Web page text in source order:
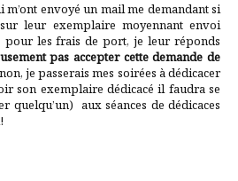
envoyé un mail me demandant si
leur exemplaire moyennant envoi
pour les frais de port, je leur réponds
pas accepter cette demande de
je passerais mes soirées à dédicacer
son exemplaire dédicacé il faudra se
quelqu’un) aux séances de dédicaces